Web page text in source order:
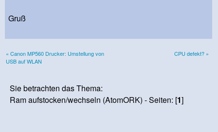
Gruß
« Canon MP560 Drucker: Umstellung von
USB auf WLAN
CPU defekt? »
Sie betrachten das Thema:
Ram aufstocken/wechseln (AtomORK) - Seiten: [1]